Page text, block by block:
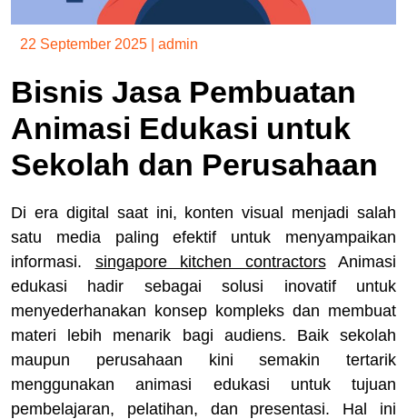
22 September 2025 admin
Bisnis Jasa Pembuatan
Animasi Edukasi untuk
Sekolah dan Perusahaan
Di era digital saat ini, konten visual menjadi salah
satu media paling efektif untuk menyampaikan
informasi. singapore kitchen contractorsAnimasi
edukasi hadir sebagai solusi inovatif untuk
menyederhanakan konsep kompleks dan membuat
materi lebih menarik bagi audiens. Baik sekolah
maupun perusahaan kini semakin tertarik
menggunakan animasi edukasi untuk tujuan
pembelajaran, pelatihan, dan presentasi. Hal ini